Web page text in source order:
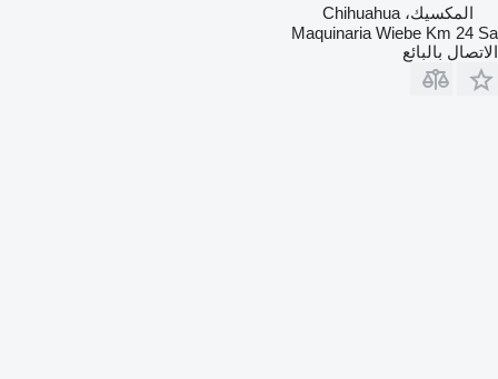
المكسيك، Chihuahua
Maquinaria Wiebe Km 24 Sa
الاتصال بالبائع